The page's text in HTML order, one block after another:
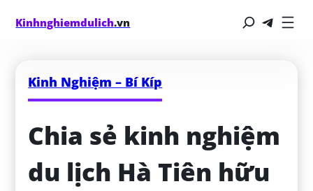
Kinhnghiemdulich.vn
Kinh Nghiệm – Bí Kíp
Chia sẻ kinh nghiệm
du lịch Hà Tiên hữu